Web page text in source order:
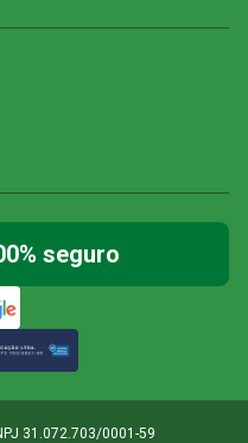
seguro
31.072.703/0001-59